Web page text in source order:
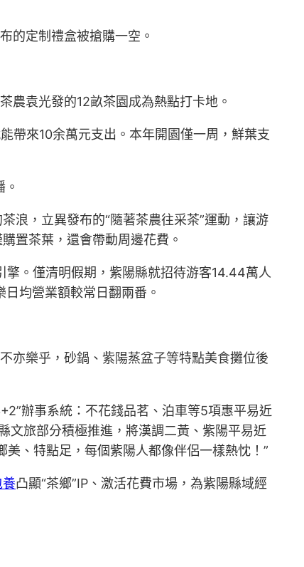
的定制禮盒被搶購一空。
農袁光發的12畝茶園成為熱點打卡地。
帶來10余萬元支出。本年開園僅一周，鮮葉支
浪，立異發布的“隨著茶農往采茶”運動，讓游
置茶葉，還會帶動周邊花費。
。僅清明假期，紫陽縣就招待游客14.44萬人
均營業額較常日翻兩番。
亦樂乎，砂鍋、紫陽蒸盆子等特點美食攤位後
辦事系統：不花錢品茗、泊車等5項惠平易近
文旅部分積極推進，將漢調二黃、紫陽平易近
、特點足，每個紫陽人都像伴侶一樣熱忱！”
養凸顯“茶鄉”IP、激活花費市場，為紫陽縣域經